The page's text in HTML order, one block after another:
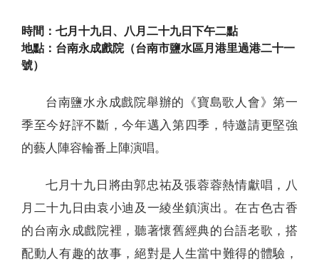
時間：七月十九日、八月二十九日下午二點
地點：台南永成戲院（台南市鹽水區月港里過港二十一
號）
台南鹽水永成戲院舉辦的《寶島歌人會》第一
季至今好評不斷，今年邁入第四季，特邀請更堅強
的藝人陣容輪番上陣演唱。
七月十九日將由郭忠祐及張蓉蓉熱情獻唱，八
月二十九日由袁小迪及一綾坐鎮演出。在古色古香
的台南永成戲院裡，聽著懷舊經典的台語老歌，搭
配動人有趣的故事，絕對是人生當中難得的體驗，